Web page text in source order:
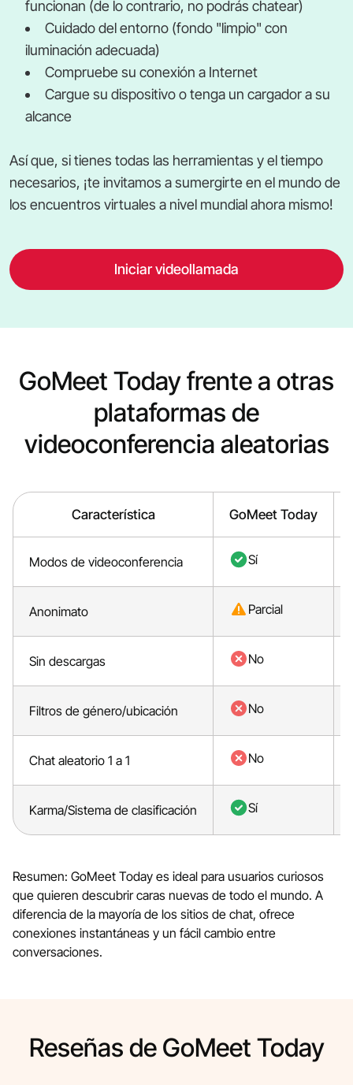
funcionan (de lo contrario, no podrás chatear)
Cuidado del entorno (fondo "limpio" con
iluminación adecuada)
Compruebe su conexión a Internet
Cargue su dispositivo o tenga un cargador a su
alcance
Así que, si tienes todas las herramientas y el tiempo
necesarios, ¡te invitamos a sumergirte en el mundo de
los encuentros virtuales a nivel mundial ahora mismo!
Iniciar videollamada
GoMeet Today frente a otras
plataformas de
videoconferencia aleatorias
Característica GoMeet Today
Modos de videoconferencia Sí
Anonimato Parcial
Sin descargas No
Filtros de género/ubicación No
Chat aleatorio 1 a 1 No
Karma/Sistema de clasificación Sí
Resumen: GoMeet Today es ideal para usuarios curiosos
que quieren descubrir caras nuevas de todo el mundo. A
diferencia de la mayoría de los sitios de chat, ofrece
conexiones instantáneas y un fácil cambio entre
conversaciones.
Reseñas de GoMeet Today